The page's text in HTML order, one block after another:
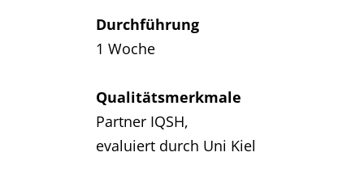
Durchführung
1 Woche
Qualitätsmerkmale
Partner IQSH,
evaluiert durch Uni Kiel